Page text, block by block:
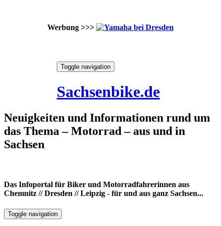
Werbung >>>
Toggle navigation
Sachsenbike.de
Neuigkeiten und Informationen rund um
das Thema – Motorrad – aus und in
Sachsen
Das Infoportal für Biker und Motorradfahrerinnen aus
Chemnitz // Dresden // Leipzig - für und aus ganz Sachsen...
Toggle navigation